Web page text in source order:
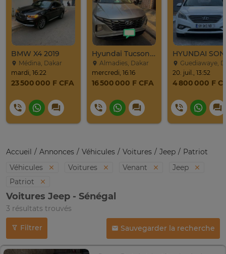
BMW X4 2019
Médina, Dakar
mardi, 16:22
23 500 000 F CFA
Hyundai Tucson 2022
Almadies, Dakar
mercredi, 16:16
16 500 000 F CFA
Guediawaye,
20. juil., 13:52
4 800 000 F
Accueil Annonces Véhicules Voitures Jeep
Patriot
Véhicules
Voitures Venant
Jeep
Patriot
Voitures Jeep - Sénégal
3 résultats trouvés
Filtrer Sauvegarder la recherche